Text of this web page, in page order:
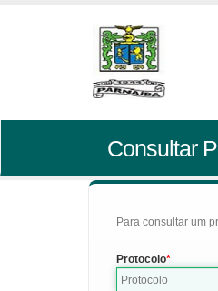
Consultar
Para consultar um
Protocolo